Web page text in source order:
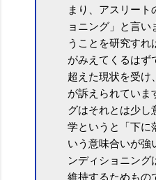
まり、アスリート
ョニング」と言い
うことを研究すれ
がみえてくるはず
超えた現状を受け
が訴えられていま
グはそれとは少し
学というと「下に
いう意味合いが強
ンディショニング
維持するためもの